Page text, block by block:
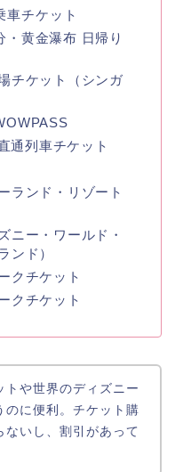
車チケット
・黄金瀑布 日帰り
チケット（シンガ
通列車チケット
ランド・リゾート
ニー・ワールド・
ンド）
クチケット
クチケット
トや世界のディズニー
のに便利。チケット購
ないし、割引があって